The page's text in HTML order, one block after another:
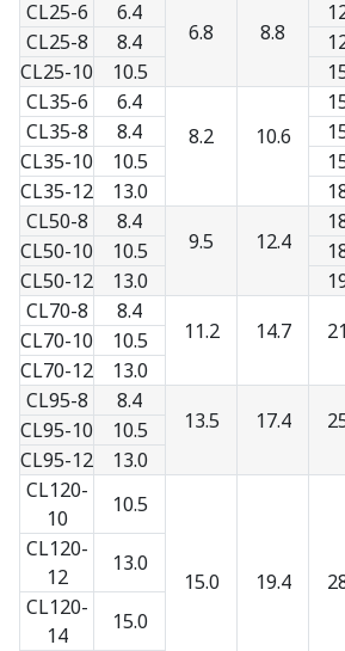
CL25-6 6.4
6.8 8.8
CL25-8
8.4
CL25-10
10.5
CL35-6
6.4
8.2
10.6
CL35-8 8.4
CL35-10
10.5
CL35-12
13.0
CL50-8
8.4
9.5 12.4
CL50-10 10.5
CL50-12
13.0
CL70-8
8.4
11.2 14.7
CL70-10
10.5
CL70-12
13.0
CL95-8
8.4
13.5 17.4
CL95-10
10.5
CL95-12
13.0
CL120-
10
10.5
15.0 19.4
CL120-
12
13.0
CL120-
14
15.0